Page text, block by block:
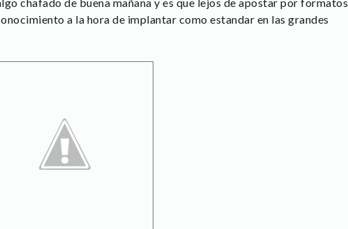
a la hora de implantar como estandar en las grandes